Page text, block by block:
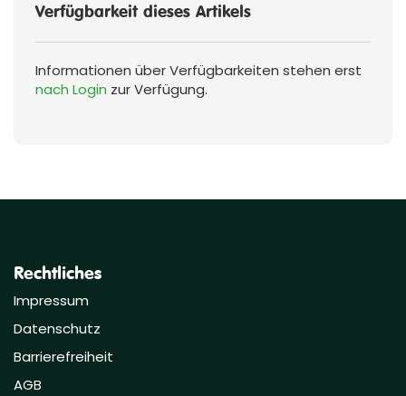
Verfügbarkeit dieses Artikels
Informationen über Verfügbarkeiten stehen erst
nach Login zur Verfügung.
Rechtliches
Impressum
Datenschutz
Barrierefreiheit
AGB